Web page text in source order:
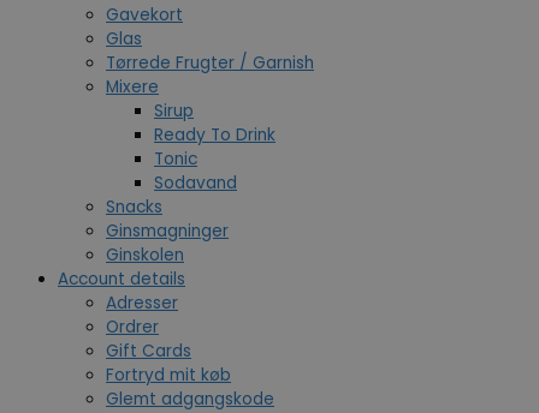
Gavekort
Glas
Tørrede Frugter / Garnish
Mixere
Sirup
Ready To Drink
Tonic
Sodavand
Snacks
Ginsmagninger
Ginskolen
Account details
Adresser
Ordrer
Gift Cards
Fortryd mit køb
Glemt adgangskode